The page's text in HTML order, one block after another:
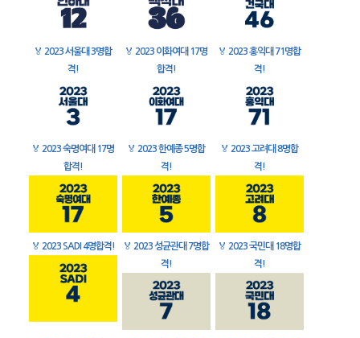
🏅 2023 서울대 3명합
격!
🏅 2023 이화여대 17명
합격!
🏅 2023 홍익대 71명합
격!
🏅 2023 숙명여대 17명
합격!
🏅 2023 한예종 5명합
격!
🏅 2023 고려대 8명합
격!
🏅 2023 SADI 4명합격! 🏅 2023 성균관대 7명합
격!
🏅 2023 국민대 18명합
격!